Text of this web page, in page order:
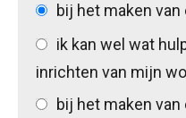
bij het maken van
ik kan wel wat
inrichten van mijn
bij het maken